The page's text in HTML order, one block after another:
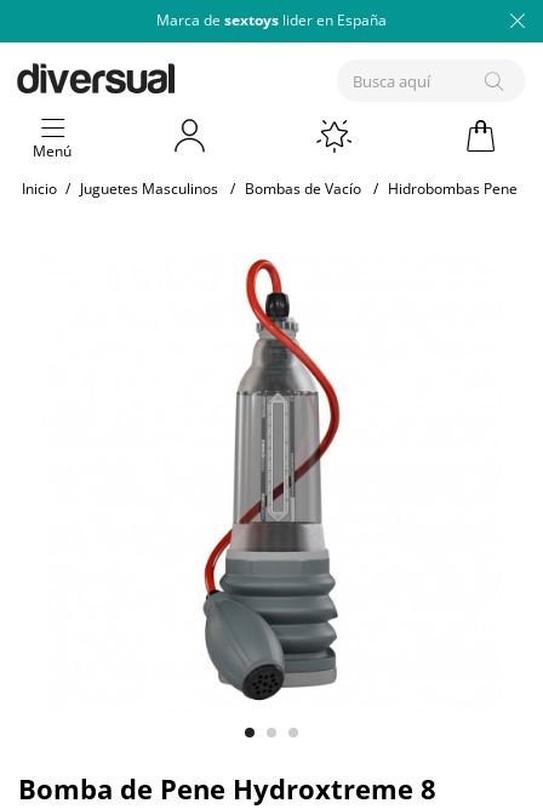
Marca de sextoys lider en España
Menú
Inicio / Juguetes Masculinos / Bombas de Vacío / Hidrobombas Pene
Bomba de Pene Hydroxtreme 8